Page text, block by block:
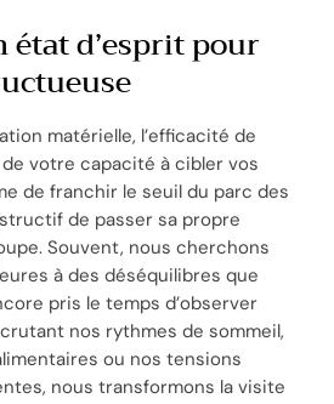
état d’esprit pour
matérielle, l’efficacité de
votre capacité à cibler vos
de franchir le seuil du parc des
de passer sa propre
Souvent, nous cherchons
à des déséquilibres que
pris le temps d’observer
nos rythmes de sommeil,
ou nos tensions
nous transformons la visite